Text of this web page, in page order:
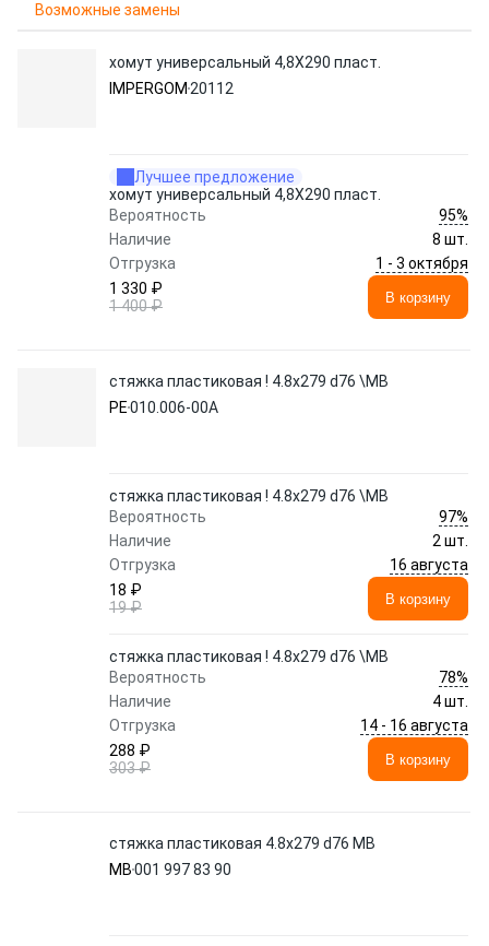
Возможные замены
хомут универсальный 4,8X290 пласт.
IMPERGOM 20112
Лучшее предложение
хомут универсальный 4,8X290 пласт.
Вероятность
95%
Наличие
8 шт.
Отгрузка
1 - 3 октября
1 330 ₽
1 400 ₽
В корзину
стяжка пластиковая ! 4.8х279 d76 \MB
PE010.006-00A
стяжка пластиковая ! 4.8х279 d76 \MB
Вероятность
97%
Наличие
2 шт.
Отгрузка
16 августа
18 ₽
19 ₽
В корзину
стяжка пластиковая ! 4.8х279 d76 \MB
Вероятность
78%
Наличие
4 шт.
Отгрузка
14 - 16 августа
288 ₽
303 ₽
В корзину
стяжка пластиковая 4.8х279 d76 MB
MB001 997 83 90